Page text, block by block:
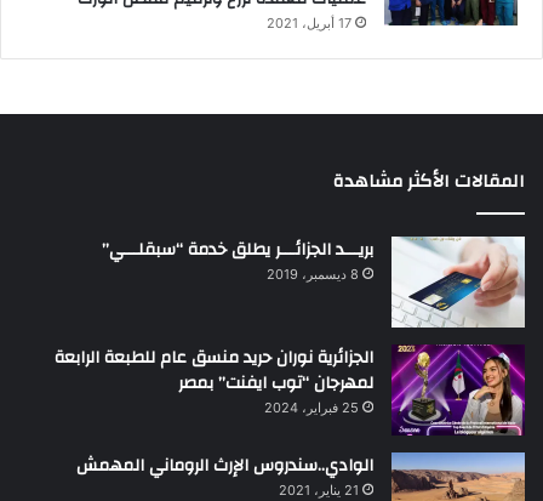
17 أبريل، 2021
المقالات الأكثر مشاهدة
بريـــد الجزائـــر يطلق خدمة “سبقلـــي”
8 ديسمبر، 2019
الجزائرية نوران حريد منسق عام للطبعة الرابعة
لمهرجان “توب ايفنت” بمصر
25 فبراير، 2024
الوادي..سندروس الإرث الروماني المهمش
21 يناير، 2021